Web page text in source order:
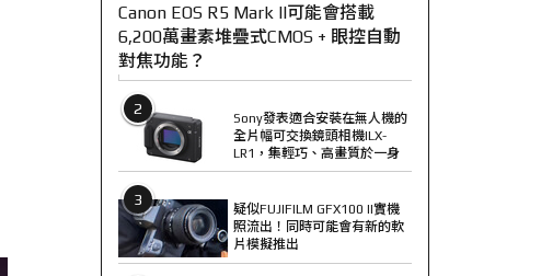
Canon EOS R5 Mark II可能會搭載
6,200萬畫素堆疊式CMOS + 眼控自動
對焦功能？
2
Sony發表適合安裝在無人機的
全片幅可交換鏡頭相機ILX-
LR1，集輕巧、高畫質於一身
3
疑似FUJIFILM GFX100 II實機
照流出！同時可能會有新的軟
片模擬推出